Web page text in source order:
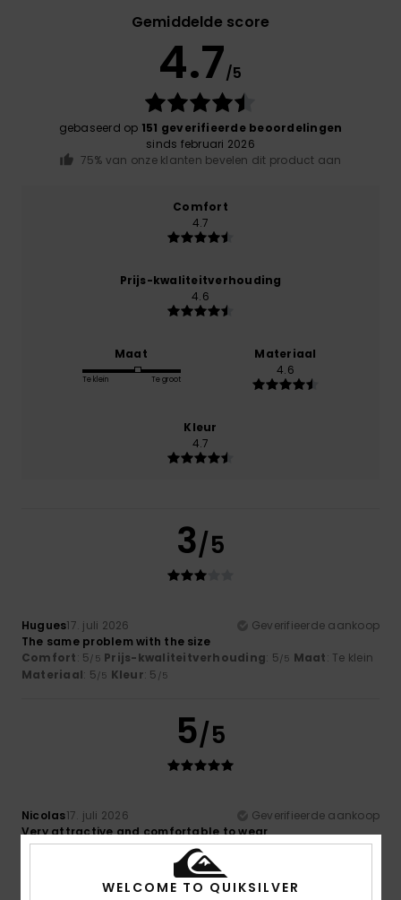
Gemiddelde score
4.7/5
gebaseerd op 151 geverifieerde beoordelingen
sinds februari 2026
75% van onze klanten bevelen dit product aan
Comfort
4.7
Prijs-kwaliteitverhouding
4.6
Maat
Te klein Te groot
Materiaal
4.6
Kleur
4.7
3/5
Hugues17. juli 2026
Geverifieerde aankoop
The same problem with the size
Comfort: 5/5 Prijs-kwaliteitverhouding: 5/5 Maat: Te klein
Materiaal: 5/5 Kleur: 5 /5
5/5
Nicolas17. juli 2026
Geverifieerde aankoop
Very attractive and comfortable to wear
Comfort: 5/5 Prijs-kwaliteitverhouding: 5/5 Maat: Groot
Ik raad dit product aan
WELCOME TO QUIKSILVER